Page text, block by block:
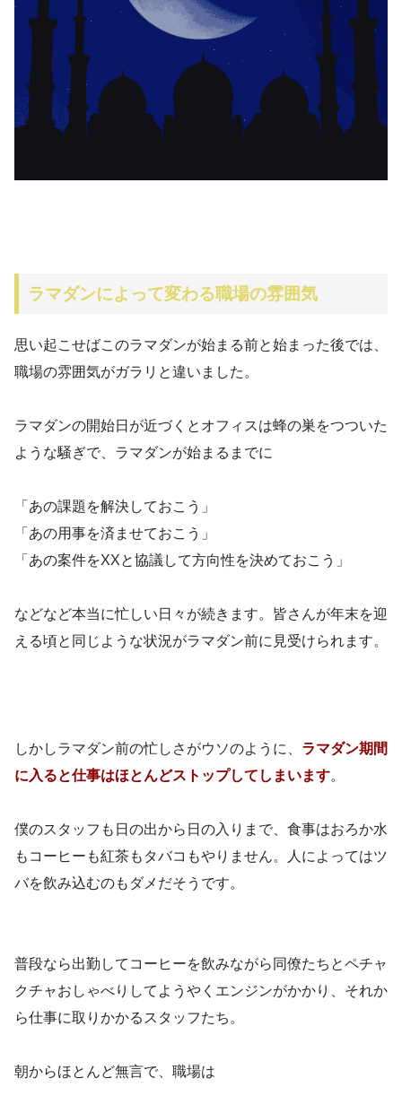
ラマダンによって変わる職場の雰囲気
思い起こせばこのラマダンが始まる前と始まった後では、
職場の雰囲気がガラリと違いました。
ラマダンの開始日が近づくとオフィスは蜂の巣をつついた
ような騒ぎで、ラマダンが始まるまでに
「あの課題を解決しておこう」
「あの用事を済ませておこう」
「あの案件をXXと協議して方向性を決めておこう」
などなど本当に忙しい日々が続きます。皆さんが年末を迎
える頃と同じような状況がラマダン前に見受けられます。
しかしラマダン前の忙しさがウソのように、 ラマダン期間
に入ると仕事はほとんどストップしてしまいます。
僕のスタッフも日の出から日の入りまで、食事はおろか水
もコーヒーも紅茶もタバコもやりません。人によってはツ
バを飲み込むのもダメだそうです。
普段なら出勤してコーヒーを飲みながら同僚たちとペチャ
クチャおしゃべりしてようやくエンジンがかかり、それか
ら仕事に取りかかるスタッフたち。
朝からほとんど無言で、職場は